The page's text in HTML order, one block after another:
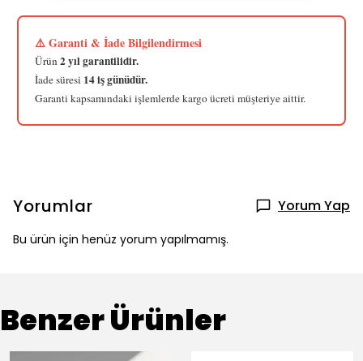
⚠️ Garanti & İade Bilgilendirmesi
Ürün 2 yıl garantilidir.
İade süresi 14 iş günüdür.
Garanti kapsamındaki işlemlerde kargo ücreti müşteriye aittir.
Yorumlar Yorum Yap
Bu ürün için henüz yorum yapılmamış.
Benzer Ürünler